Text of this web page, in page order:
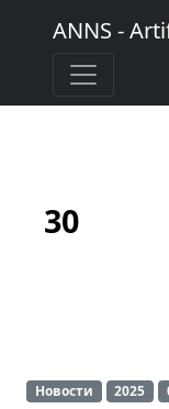
ANNS -
30
Новости 2025